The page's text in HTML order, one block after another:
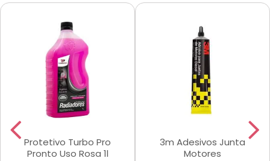
Protetivo Turbo Pro
Pronto Uso Rosa 1l
3m Adesivos Junta
Motores